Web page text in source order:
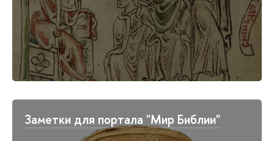
Заметки для портала "Мир Библии"